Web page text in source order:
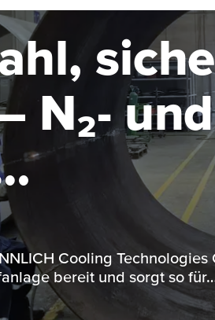
N₂-
Cooling Technologies
bereit und sorgt so